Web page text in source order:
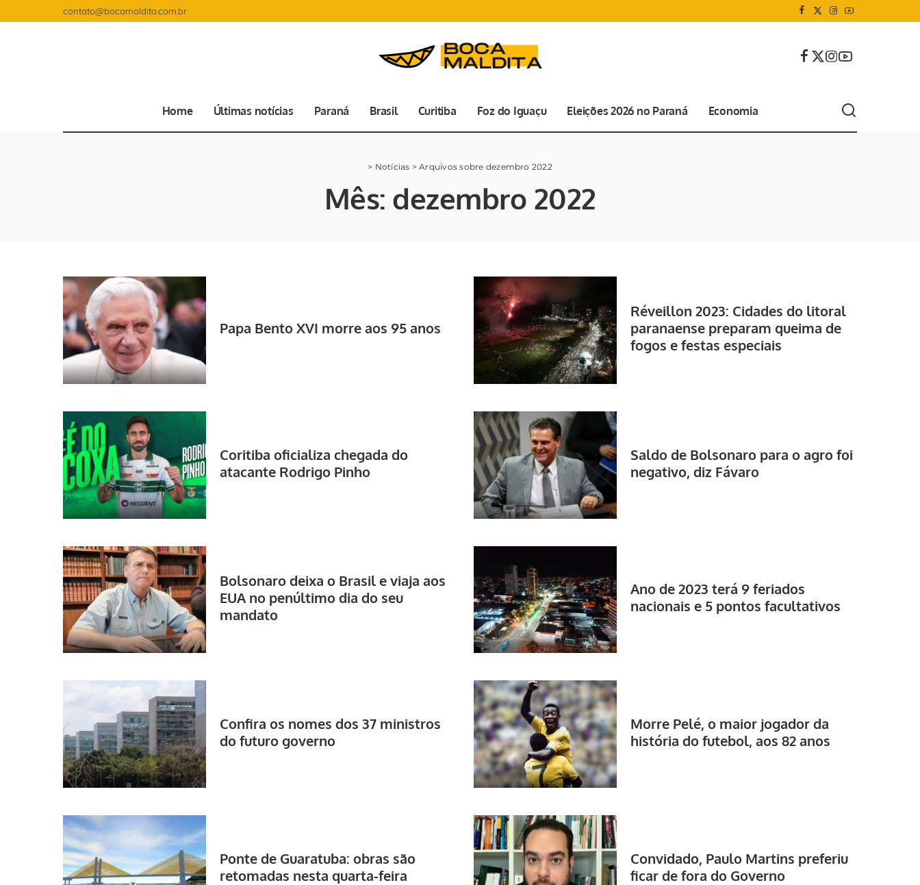
contato@bocamaldita.com.br
Home Últimas notícias Paraná Brasil Curitiba Foz do Iguaçu Eleições 2026 no Paraná Economia
> Notícias >Arquivos sobre dezembro 2022
Mês: dezembro 2022
Papa Bento XVI morre aos 95 anos
Réveillon 2023: Cidades do litoral
paranaense preparam queima de
fogos e festas especiais
Coritiba oficializa chegada do
atacante Rodrigo Pinho
Saldo de Bolsonaro para o agro foi
negativo, diz Fávaro
Bolsonaro deixa o Brasil e viaja aos
EUA no penúltimo dia do seu
mandato
Ano de 2023 terá 9 feriados
nacionais e 5 pontos facultativos
Confira os nomes dos 37 ministros
do futuro governo
Morre Pelé, o maior jogador da
história do futebol, aos 82 anos
Ponte de Guaratuba: obras são
retomadas nesta quarta-feira
Convidado, Paulo Martins preferiu
ficar de fora do Governo